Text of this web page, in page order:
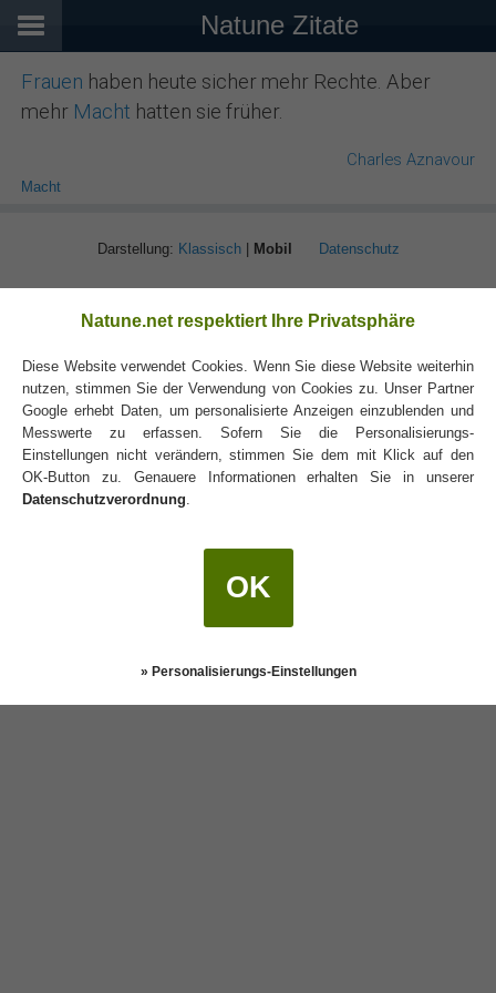
Natune Zitate
Frauen haben heute sicher mehr Rechte. Aber
mehr Macht hatten sie früher.
Charles Aznavour
Macht
Darstellung: Klassisch| Mobil Datenschutz
Natune.net respektiert Ihre Privatsphäre
Diese Website verwendet Cookies. Wenn Sie diese Website weiterhin
nutzen, stimmen Sie der Verwendung von Cookies zu. Unser Partner
Google erhebt Daten, um personalisierte Anzeigen einzublenden und
Messwerte zu erfassen. Sofern Sie die Personalisierungs-
Einstellungen nicht verändern, stimmen Sie dem mit Klick auf den
OK-Button zu. Genauere Informationen erhalten Sie in unserer
Datenschutzverordnung.
OK
» Personalisierungs-Einstellungen